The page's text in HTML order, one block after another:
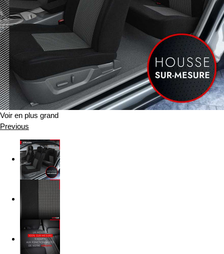
Voir en plus grand
Previous